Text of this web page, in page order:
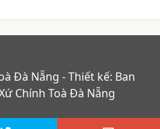
Đà Nẵng - Thiết kế: Ban
Chính Toà Đà Nẵng